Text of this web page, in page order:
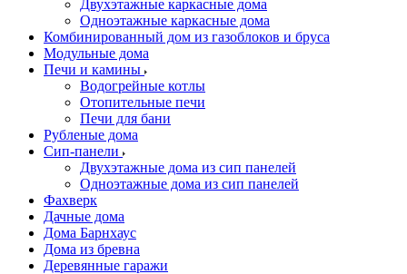
Двухэтажные каркасные дома
Одноэтажные каркасные дома
Комбинированный дом из газоблоков и бруса
Модульные дома
Печи и камины
Водогрейные котлы
Отопительные печи
Печи для бани
Рубленые дома
Сип-панели
Двухэтажные дома из сип панелей
Одноэтажные дома из сип панелей
Фахверк
Дачные дома
Дома Барнхаус
Дома из бревна
Деревянные гаражи